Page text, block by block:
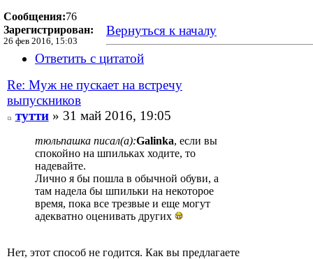
Сообщения:76
Зарегистрирован:
26 фев 2016, 15:03
Вернуться к началу
Ответить с цитатой
Re: Муж не пускает на встречу
выпускников
тутти» 31 май 2016, 19:05
тюльпашка писал(а):Galinka, если вы
спокойно на шпильках ходите, то
надевайте.
Лично я бы пошла в обычной обуви, а
там надела бы шпильки на некоторое
время, пока все трезвые и еще могут
адекватно оценивать других
Нет, этот способ не годится. Как вы предлагаете